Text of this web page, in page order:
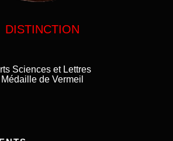
DISTINCTION
Sciences et Lettres
Médaille de Vermeil